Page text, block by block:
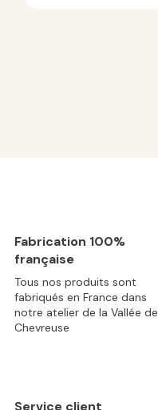
Fabrication 100%
française
Tous nos produits sont
fabriqués en France dans
notre atelier de la Vallée de
Chevreuse
Service client